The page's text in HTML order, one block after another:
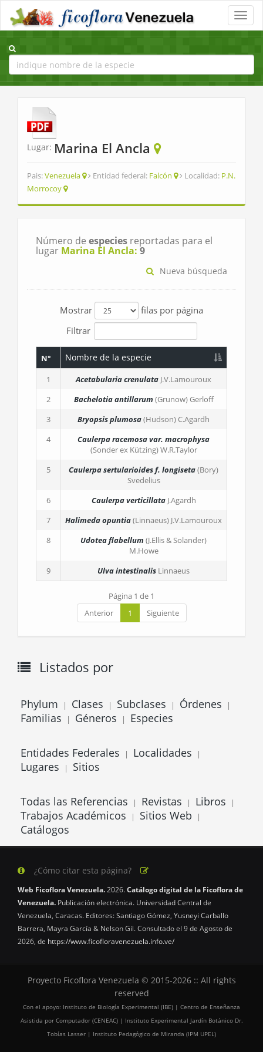
Toggle
Lugar: Marina El Ancla
Pais:Venezuela Entidad federal: Falcón Localidad: P.N.
Morrocoy
Número de especies reportadas para el
lugar Marina El Ancla: 9
Nueva búsqueda
Mostrar
filas por página
Filtrar
N° Nombre de la especie
1 Acetabularia crenulata J.V.Lamouroux
2
Bachelotia antillarum (Grunow) Gerloff
3
Bryopsis plumosa(Hudson) C.Agardh
4
Caulerpa racemosavar. macrophysa
(Sonder ex Kützing) W.R.Taylor
5
Caulerpa sertularioidesf. longiseta(Bory)
Svedelius
6
Caulerpa verticillata J.Agardh
7
Halimeda opuntia(Linnaeus) J.V.Lamouroux
8
Udotea flabellum (J.Ellis & Solander)
M.Howe
9
Ulva intestinalis Linnaeus
Página 1 de 1
Anterior
1 Siguiente
Listados por
Phylum | Clases | Subclases | Órdenes |
Familias | Géneros | Especies
Entidades Federales | Localidades |
Lugares | Sitios
Todas las Referencias | Revistas | Libros |
Trabajos Académicos | Sitios Web |
Catálogos
¿Cómo citar esta página?
Web Ficoflora Venezuela.2026.Catálogo digital de la Ficoflora de
Venezuela. Publicación electrónica. Universidad Central de
Venezuela, Caracas. Editores: Santiago Gómez, Yusneyi Carballo
Barrera, Mayra García & Nelson Gil. Consultado el 9 de Agosto de
2026, de https://www.ficofloravenezuela.info.ve/
Proyecto Ficoflora Venezuela © 2015-2026 :: All rights
reserved
Con el apoyo: Instituto de Biología Experimental (IBE) | Centro de Enseñanza
Asistida por Computador (CENEAC) | Instituto Experimental Jardín Botánico Dr.
Tobías Lasser | Instituto Pedagógico de Miranda (IPM UPEL)